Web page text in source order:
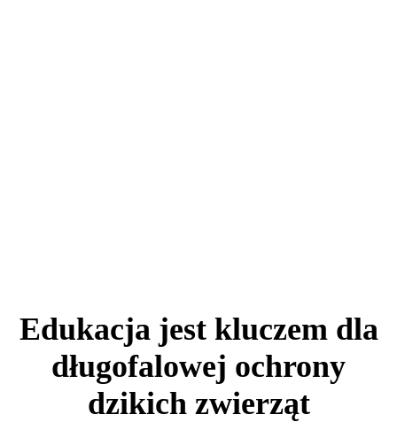
Edukacja jest kluczem dla
długofalowej ochrony
dzikich zwierząt